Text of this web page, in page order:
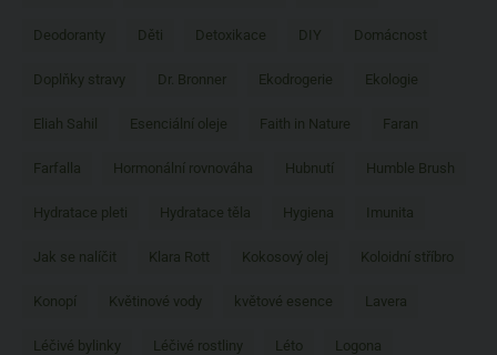
Deodoranty Děti Detoxikace DIY Domácnost
Doplňky stravy Dr. Bronner Ekodrogerie Ekologie
Eliah Sahil Esenciální oleje Faith in Nature Faran
Farfalla Hormonální rovnováha Hubnutí Humble Brush
Hydratace pleti Hydratace těla Hygiena Imunita
Jak se nalíčit Klara Rott Kokosový olej Koloidní stříbro
Konopí Květinové vody květové esence Lavera
Léčivé bylinky Léčivé rostliny Léto Logona